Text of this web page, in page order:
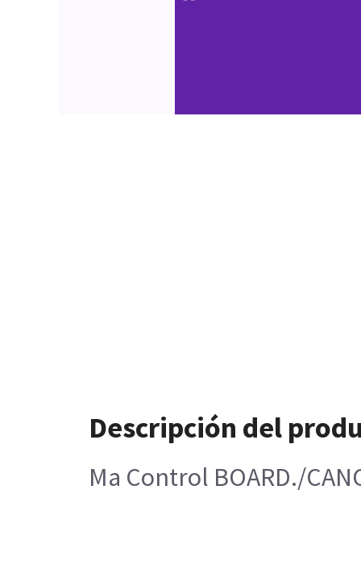
Descripción del
Ma Control BOARD./